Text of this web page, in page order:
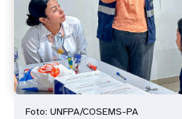
Foto: UNFPA/COSEMS-PA